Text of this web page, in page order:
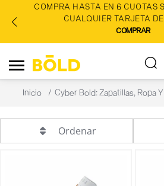
COMPRA HASTA EN 6 CUOTAS
CUALQUIER TARJETA
COMPRAR
Inicio Cyber Bold: Zapatillas, Ropa
Ordenar